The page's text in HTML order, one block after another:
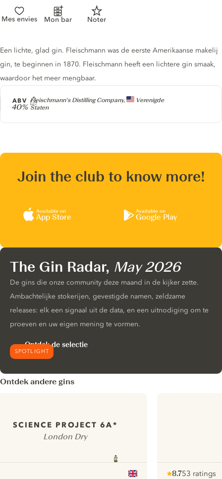
Mes envies Mon bar Noter
Producer
Fleischmann's Distilling Company,
Verenigde
Staten
ABV
40%
Gin description
Een lichte, glad gin. Fleischmann was de eerste Amerikaanse makelij
gin, te beginnen in 1870. Fleischmann heeft een lichtere gin smaak,
waardoor het meer mengbaar.
Join the club to know more!
Available on
App Store
Available on
Google Play
SPOTLIGHT
The Gin Radar, May 2026
De gins die onze community deze maand in de kijker zette.
Ambachtelijke stokerijen, gevestigde namen, zeldzame
releases: elk een signaal uit de data, en een uitnodiging om te
proeven en uw eigen mening te vormen.
Ontdek de selectie
Ontdek andere gins
SCIENCE PROJECT 6A*
London Dry
8.753 ratings